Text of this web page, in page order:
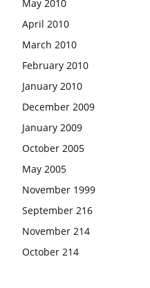
May 2010
April 2010
March 2010
February 2010
January 2010
December 2009
January 2009
October 2005
May 2005
November 1999
September 216
November 214
October 214